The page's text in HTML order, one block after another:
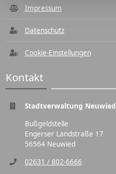
Impressum
Datenschutz
Cookie-Einstellungen
Kontakt
Stadtverwaltung Neuwied
Bußgeldstelle
Engerser Landstraße 17
56564 Neuwied
02631 / 802-6666